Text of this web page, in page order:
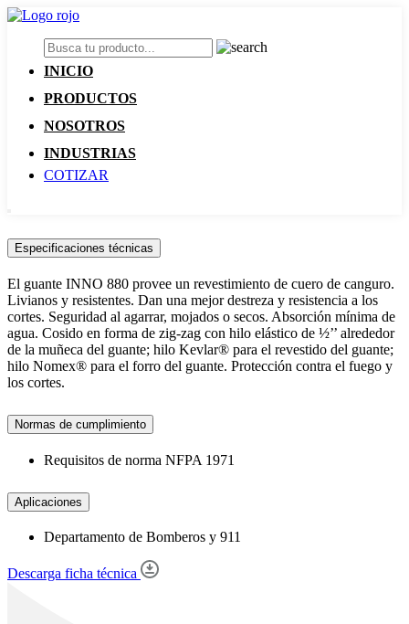
INICIO
PRODUCTOS
NOSOTROS
INDUSTRIAS
COTIZAR
Especificaciones técnicas
El guante INNO 880 provee un revestimiento de cuero de canguro.
Livianos y resistentes. Dan una mejor destreza y resistencia a los
cortes. Seguridad al agarrar, mojados o secos. Absorción mínima de
agua. Cosido en forma de zig-zag con hilo elástico de ½’’ alrededor
de la muñeca del guante; hilo Kevlar® para el revestido del guante;
hilo Nomex® para el forro del guante. Protección contra el fuego y
los cortes.
Normas de cumplimiento
Requisitos de norma NFPA 1971
Aplicaciones
Departamento de Bomberos y 911
Descarga ficha técnica